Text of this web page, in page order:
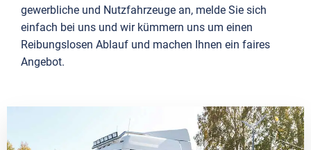
gewerbliche und Nutzfahrzeuge an, melde Sie sich
einfach bei uns und wir kümmern uns um einen
Reibungslosen Ablauf und machen Ihnen ein faires
Angebot.